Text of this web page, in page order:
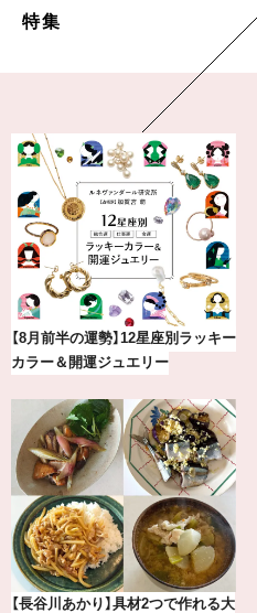
特集
【2026年8月】鏡リュウジの12星座
別占い
【銀座かねまつ】おしゃれ＆快適な